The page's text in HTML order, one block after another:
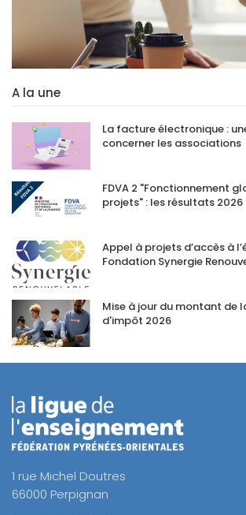
A la une
La facture électronique :
concerner les associations
FDVA 2 "Fonctionnement
projets" : les résultats 2026
Appel à projets d’accès à
Fondation Synergie
Mise à jour du montant de
d'impôt 2026
1 rue Michel Doutres
66000 Perpignan